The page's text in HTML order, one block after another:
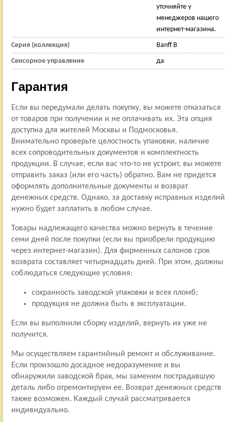
уточняйте у
менеджеров нашего
интернет-магазина.
Серия (коллекция) Banff B
Сенсорное управление да
Гарантия
Если вы передумали делать покупку, вы можете отказаться
от товаров при получении и не оплачивать их. Эта опция
доступна для жителей Москвы и Подмосковья.
Внимательно проверьте целостность упаковки, наличие
всех сопроводительных документов и комплектность
продукции. В случае, если вас что-то не устроит, вы можете
отправить заказ (или его часть) обратно. Вам не придется
оформлять дополнительные документы и возврат
денежных средств. Однако, за доставку исправных изделий
нужно будет заплатить в любом случае.
Товары надлежащего качества можно вернуть в течение
семи дней после покупки (если вы приобрели продукцию
через интернет-магазин). Для фирменных салонов срок
возврата составляет четырнадцать дней. При этом, должны
соблюдаться следующие условия:
сохранность заводской упаковки и всех пломб;
продукция не должна быть в эксплуатации.
Если вы выполнили сборку изделий, вернуть их уже не
получится.
Мы осуществляем гарантийный ремонт и обслуживание.
Если произошло досадное недоразумение и вы
обнаружили заводской брак, мы заменим пострадавшую
деталь либо отремонтируем ее. Возврат денежных средств
также возможен. Каждый случай рассматривается
индивидуально.